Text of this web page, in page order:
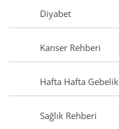
Diyabet
Kanser Rehberi
Hafta Hafta Gebelik
Sağlık Rehberi